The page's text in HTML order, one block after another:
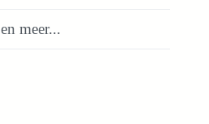
en meer...